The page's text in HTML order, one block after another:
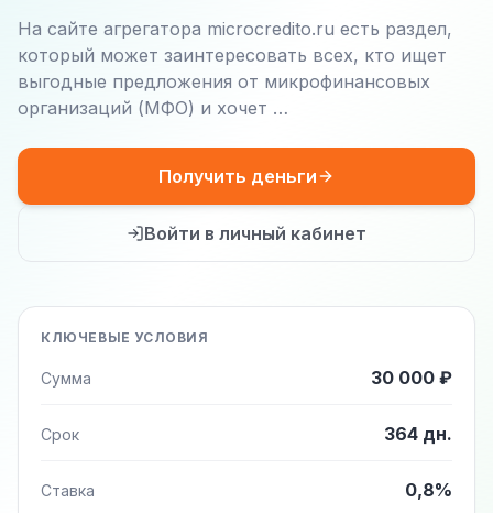
На сайте агрегатора microcredito.ru есть раздел,
который может заинтересовать всех, кто ищет
выгодные предложения от микрофинансовых
организаций (МФО) и хочет …
Получить деньги
Войти в личный кабинет
КЛЮЧЕВЫЕ УСЛОВИЯ
Сумма 30 000 ₽
Срок 364 дн.
Ставка 0,8%